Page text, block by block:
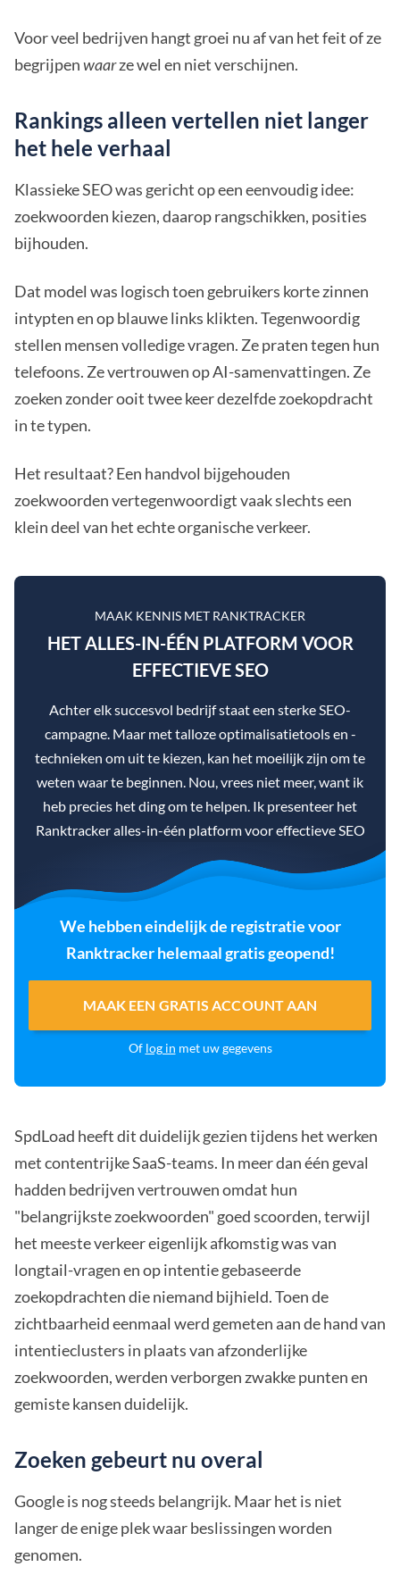
Voor veel bedrijven hangt groei nu af van het feit of ze
begrijpenwaarze wel en niet verschijnen.
Rankings alleen vertellen niet langer
het hele verhaal
Klassieke SEO was gericht op een eenvoudig idee:
zoekwoorden kiezen, daarop rangschikken, posities
bijhouden.
Dat model was logisch toen gebruikers korte zinnen
intypten en op blauwe links klikten. Tegenwoordig
stellen mensen volledige vragen. Ze praten tegen hun
telefoons. Ze vertrouwen op AI-samenvattingen. Ze
zoeken zonder ooit twee keer dezelfde zoekopdracht
in te typen.
Het resultaat? Een handvol bijgehouden
zoekwoorden vertegenwoordigt vaak slechts een
klein deel van het echte organische verkeer.
MAAK KENNIS MET RANKTRACKER
HET ALLES-IN-ÉÉN PLATFORM VOOR
EFFECTIEVE SEO
Achter elk succesvol bedrijf staat een sterke SEO-
campagne. Maar met talloze optimalisatietools en -
technieken om uit te kiezen, kan het moeilijk zijn om te
weten waar te beginnen. Nou, vrees niet meer, want ik
heb precies het ding om te helpen. Ik presenteer het
Ranktracker alles-in-één platform voor effectieve SEO
We hebben eindelijk de registratie voor
Ranktracker helemaal gratis geopend!
MAAK EEN GRATIS ACCOUNT AAN
Of log in met uw gegevens
SpdLoad heeft dit duidelijk gezien tijdens het werken
met contentrijke SaaS-teams. In meer dan één geval
hadden bedrijven vertrouwen omdat hun
"belangrijkste zoekwoorden" goed scoorden, terwijl
het meeste verkeer eigenlijk afkomstig was van
longtail-vragen en op intentie gebaseerde
zoekopdrachten die niemand bijhield. Toen de
zichtbaarheid eenmaal werd gemeten aan de hand van
intentieclusters in plaats van afzonderlijke
zoekwoorden, werden verborgen zwakke punten en
gemiste kansen duidelijk.
Zoeken gebeurt nu overal
Google is nog steeds belangrijk. Maar het is niet
langer de enige plek waar beslissingen worden
genomen.